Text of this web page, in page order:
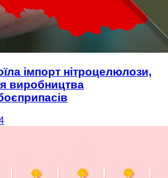
імпорт нітроцелюлози,
виробництва